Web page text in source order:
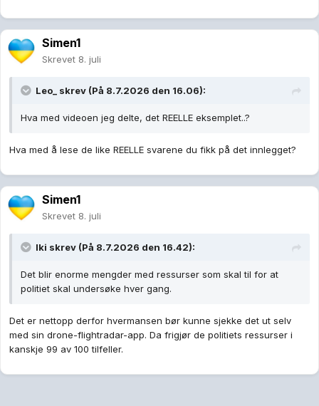
Simen1
Skrevet 8. juli
Leo_ skrev (På 8.7.2026 den 16.06):
Hva med videoen jeg delte, det REELLE eksemplet..?
Hva med å lese de like REELLE svarene du fikk på det innlegget?
Simen1
Skrevet 8. juli
Iki skrev (På 8.7.2026 den 16.42):
Det blir enorme mengder med ressurser som skal til for at
politiet skal undersøke hver gang.
Det er nettopp derfor hvermansen bør kunne sjekke det ut selv
med sin drone-flightradar-app. Da frigjør de politiets ressurser i
kanskje 99 av 100 tilfeller.